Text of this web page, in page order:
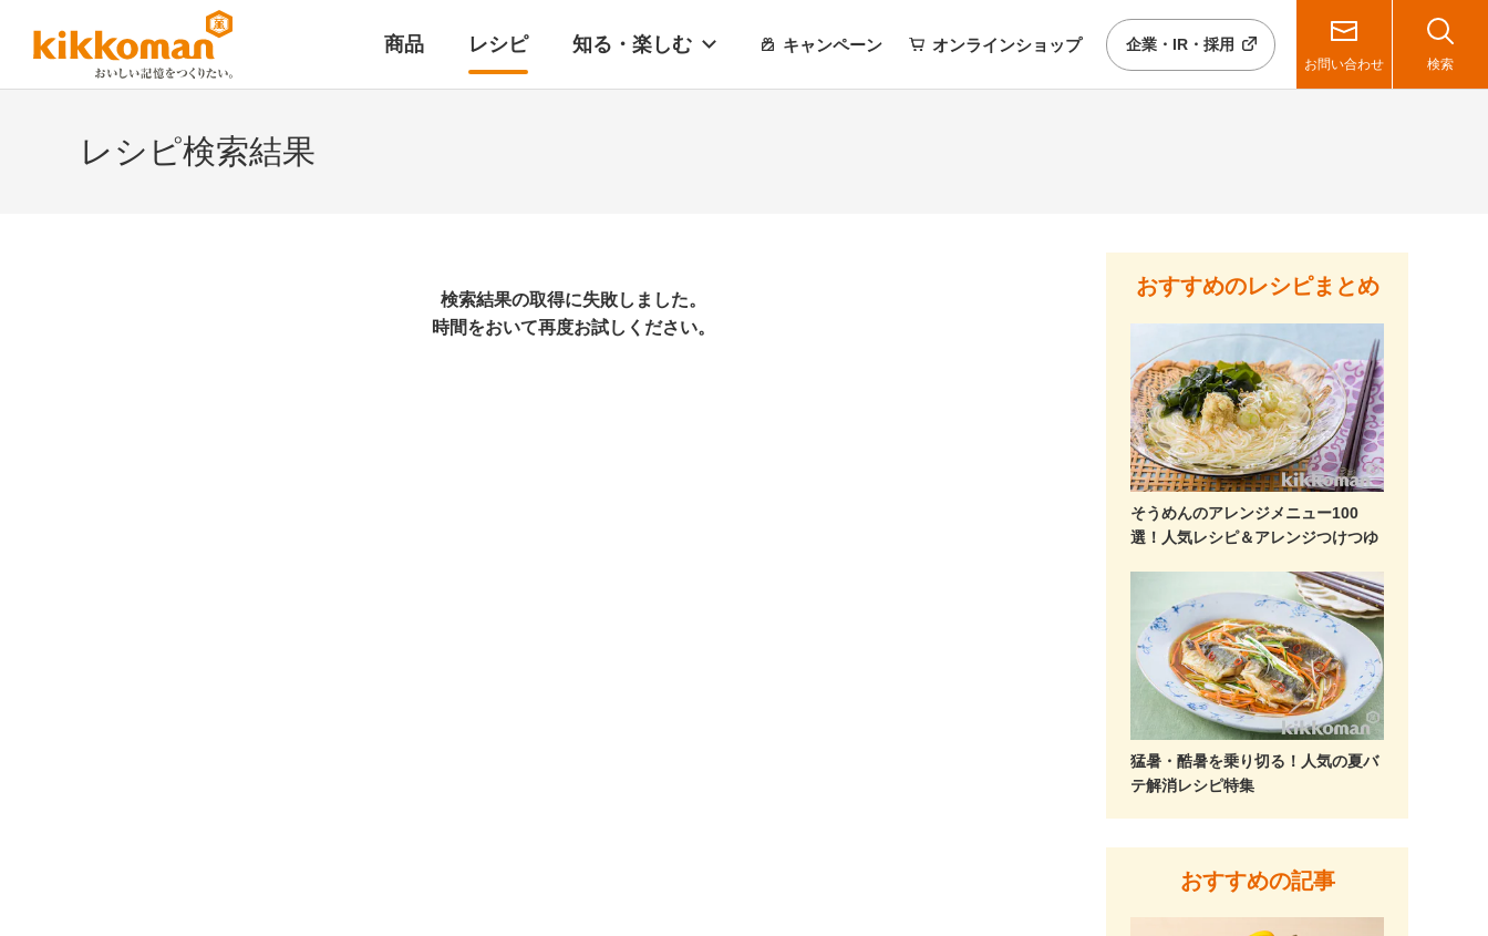
商品 レシピ 知る・楽しむ キャンペーン オンラインショップ 企業・IR・採用
お問い合わせ 検索
レシピ検索結果
検索結果の取得に失敗しました。
時間をおいて再度お試しください。
おすすめのレシピまとめ
そうめんのアレンジメニュー100
選！人気レシピ＆アレンジつけつゆ
猛暑・酷暑を乗り切る！人気の夏バ
テ解消レシピ特集
おすすめの記事